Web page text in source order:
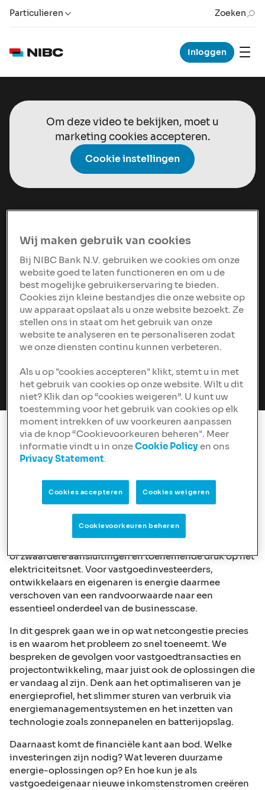
Particulieren Zoeken
Inloggen
Om deze video te bekijken, moet u
marketing cookies accepteren.
Cookie instellingen
In gesprek met Michiel
Lindhout
In deze aflevering van Vastgoed Strategen spreken we
met Michiel Lindhout, commercieel manager bij
Praeter, over een onderwerp dat in rap tempo bepalend
wordt voor de vastgoedmarkt: netcongestie in
Nederland.
Bekijk op Youtube
Luister op Spotify
Netcongestie en de
impact op vastgoed in
Nederland
Waar een stroomaansluiting vroeger vanzelfsprekend
was, is dat vandaag de dag allesbehalve zeker. Steeds
meer vastgoedprojecten krijgen te maken met
of zwaardere aansluitingen en toenemende druk op het
elektriciteitsnet. Voor vastgoedinvesteerders,
ontwikkelaars en eigenaren is energie daarmee
verschoven van een randvoorwaarde naar een
essentieel onderdeel van de businesscase.
In dit gesprek gaan we in op wat netcongestie precies
is en waarom het probleem zo snel toeneemt. We
bespreken de gevolgen voor vastgoedtransacties en
projectontwikkeling, maar juist ook de oplossingen die
er vandaag al zijn. Denk aan het optimaliseren van je
energieprofiel, het slimmer sturen van verbruik via
energiemanagementsystemen en het inzetten van
technologie zoals zonnepanelen en batterijopslag.
Daarnaast komt de financiële kant aan bod. Welke
investeringen zijn nodig? Wat leveren duurzame
energie-oplossingen op? En hoe kun je als
vastgoedeigenaar nieuwe inkomstenstromen creëren
Wij maken gebruik van cookies
Bij NIBC Bank N.V. gebruiken we cookies om onze
website goed te laten functioneren en om u de
best mogelijke gebruikerservaring te bieden.
Cookies zijn kleine bestandjes die onze website op
uw apparaat opslaat als u onze website bezoekt. Ze
stellen ons in staat om het gebruik van onze
website te analyseren en te personaliseren zodat
we onze diensten continu kunnen verbeteren.
Als u op "cookies accepteren" klikt, stemt u in met
het gebruik van cookies op onze website. Wilt u dit
niet? Klik dan op “cookies weigeren”. U kunt uw
toestemming voor het gebruik van cookies op elk
moment intrekken of uw voorkeuren aanpassen
via de knop “Cookievoorkeuren beheren". Meer
informatie vindt u in onzeCookie Policyen ons
Privacy Statement.
Cookies accepteren Cookies weigeren
Cookievoorkeuren beheren